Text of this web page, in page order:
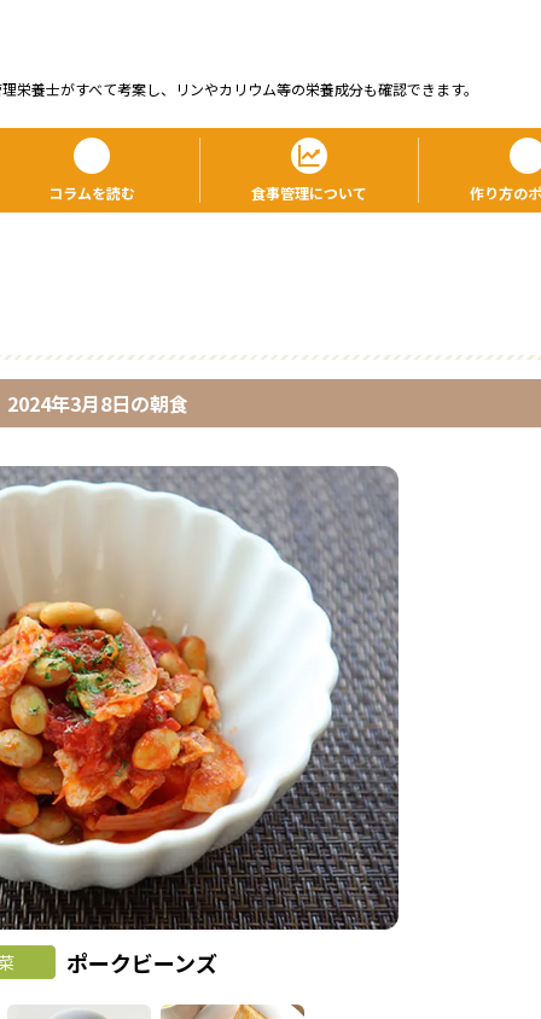
栄養⼠がすべて考案し、リンやカリウム等の栄養成分も確認できます。
コラムを読む 食事管理について 作り方の
2024年3月8日の朝食
ポークビーンズ